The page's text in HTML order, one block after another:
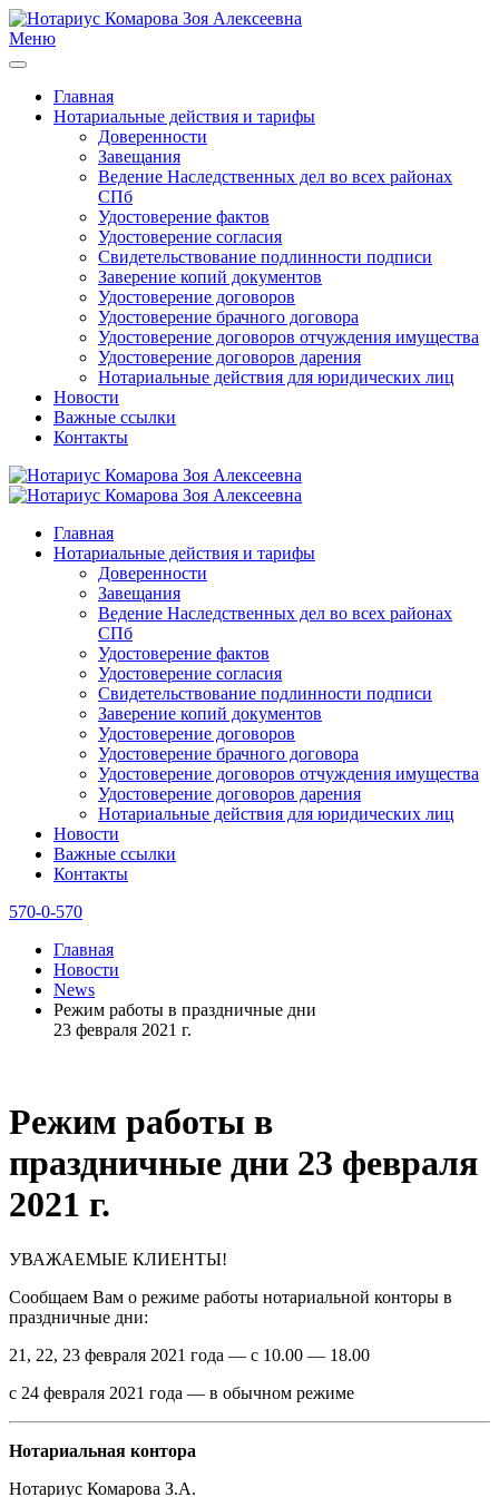
Меню
Главная
Нотариальные действия и тарифы
Доверенности
Завещания
Ведение Наследственных дел во всех районах
СПб
Удостоверение фактов
Удостоверение согласия
Свидетельствование подлинности подписи
Заверение копий документов
Удостоверение договоров
Удостоверение брачного договора
Удостоверение договоров отчуждения имущества
Удостоверение договоров дарения
Нотариальные действия для юридических лиц
Новости
Важные ссылки
Контакты
Главная
Нотариальные действия и тарифы
Доверенности
Завещания
Ведение Наследственных дел во всех районах
СПб
Удостоверение фактов
Удостоверение согласия
Свидетельствование подлинности подписи
Заверение копий документов
Удостоверение договоров
Удостоверение брачного договора
Удостоверение договоров отчуждения имущества
Удостоверение договоров дарения
Нотариальные действия для юридических лиц
Новости
Важные ссылки
Контакты
570-0-570
Главная
Новости
News
Режим работы в праздничные дни
23 февраля 2021 г.
Режим работы в
праздничные дни 23 февраля
2021 г.
УВАЖАЕМЫЕ КЛИЕНТЫ!
Сообщаем Вам о режиме работы нотариальной конторы в
праздничные дни:
21, 22, 23 февраля 2021 года — с 10.00 — 18.00
с 24 февраля 2021 года — в обычном режиме
Нотариальная контора
Нотариус Комарова З.А.